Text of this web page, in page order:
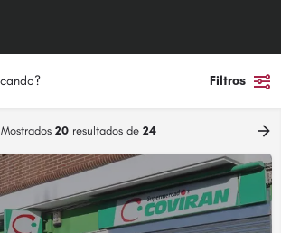
Filtros
Mostrados 20 resultados de 24